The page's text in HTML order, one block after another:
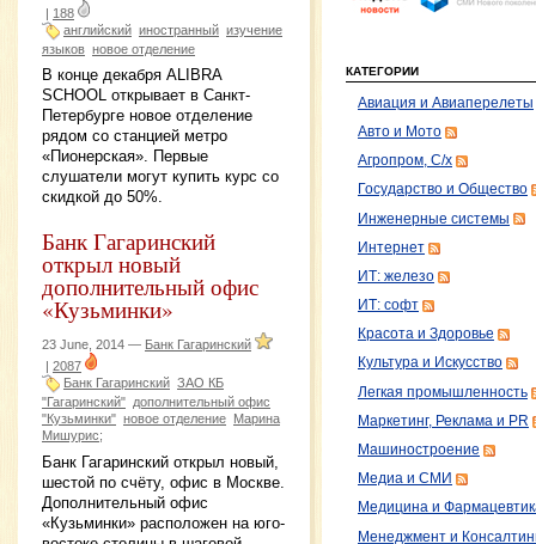
| 188
английский иностранный изучение
языков новое отделение
В конце декабря ALIBRA
SCHOOL открывает в Санкт-
Петербурге новое отделение
рядом со станцией метро
«Пионерская». Первые
слушатели могут купить курс со
скидкой до 50%.
Банк Гагаринский
открыл новый
дополнительный офис
«Кузьминки»
23 June, 2014 — Банк Гагаринский
| 2087
Банк Гагаринский ЗАО КБ
"Гагаринский" дополнительный офис
"Кузьминки" новое отделение Марина
Мишурис;
Банк Гагаринский открыл новый,
шестой по счёту, офис в Москве.
Дополнительный офис
«Кузьминки» расположен на юго-
КАТЕГОРИИ
Авиация и Авиаперелеты
Авто и Мото
Агропром, С/х
Государство и Общество
Инженерные системы
Интернет
ИТ: железо
ИТ: софт
Красота и Здоровье
Культура и Искусство
Легкая промышленность
Маркетинг, Реклама и PR
Машиностроение
Медиа и СМИ
Медицина и
Менеджмент и